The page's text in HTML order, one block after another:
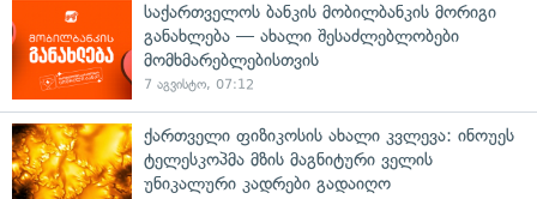
საქართველოს ბანკის მობილბანკის მორიგი
განახლება — ახალი შესაძლებლობები
მომხმარებლებისთვის
7 აგვისტო, 07:12
ქართველი ფიზიკოსის ახალი კვლევა: ინოუეს
ტელესკოპმა მზის მაგნიტური ველის
უნიკალური კადრები გადაიღო